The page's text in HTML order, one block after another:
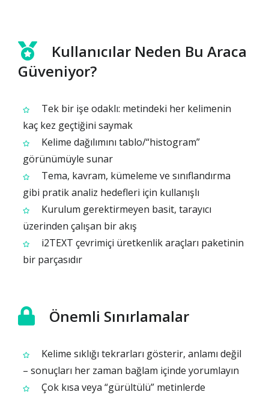
Kullanıcılar Neden Bu Araca
Güveniyor?
Tek bir işe odaklı: metindeki her kelimenin
kaç kez geçtiğini saymak
Kelime dağılımını tablo/“histogram”
görünümüyle sunar
Tema, kavram, kümeleme ve sınıflandırma
gibi pratik analiz hedefleri için kullanışlı
Kurulum gerektirmeyen basit, tarayıcı
üzerinden çalışan bir akış
i2TEXT çevrimiçi üretkenlik araçları paketinin
bir parçasıdır
Önemli Sınırlamalar
Kelime sıklığı tekrarları gösterir, anlamı değil
– sonuçları her zaman bağlam içinde yorumlayın
Çok kısa veya “gürültülü” metinlerde